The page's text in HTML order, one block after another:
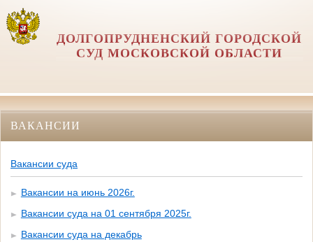
ДОЛГОПРУДНЕНСКИЙ ГОРОДСКОЙ
СУД МОСКОВСКОЙ ОБЛАСТИ
ВАКАНСИИ
Вакансии суда
Вакансии на июнь 2026г.
Вакансии суда на 01 сентября 2025г.
Вакансии суда на декабрь